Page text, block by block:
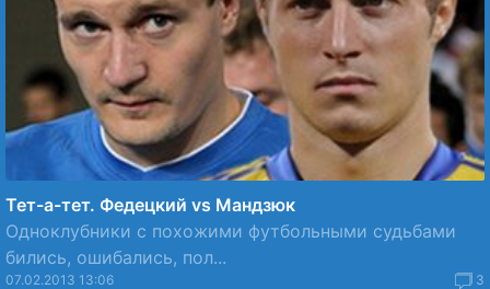
Тет-а-тет. Федецкий vs Мандзюк
Одноклубники с похожими футбольными судьбами
бились, ошибались, пол...
07.02.2013 13:06 3